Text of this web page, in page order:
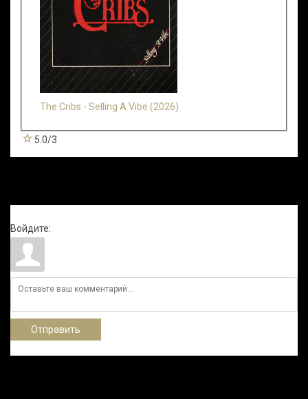
The Cribs - Selling A Vibe (2026)
5.0/3
Войдите:
Отправить